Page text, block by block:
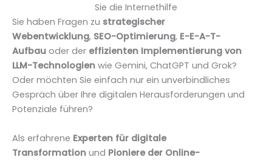
Sie die Internethilfe
Sie haben Fragen zu strategischer
Webentwicklung, SEO-Optimierung, E-E-A-T-
Aufbau oder der effizienten Implementierung von
LLM-Technologien wie Gemini, ChatGPT und Grok?
Oder möchten Sie einfach nur ein unverbindliches
Gespräch über Ihre digitalen Herausforderungen und
Potenziale führen?
Als erfahrene Experten für digitale
Transformation und Pioniere der Online-